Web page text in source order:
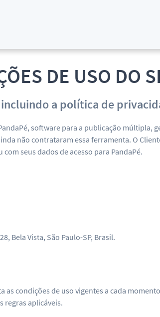
DE USO DO
a política de
software para a publicação múltipla,
não contrataram essa ferramenta. O
seus dados de acesso para PandaPé.
Bela Vista, São Paulo-SP, Brasil.
condições de uso vigentes a cada
regras aplicáveis.